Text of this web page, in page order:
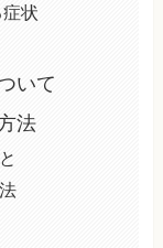
状
いて
法